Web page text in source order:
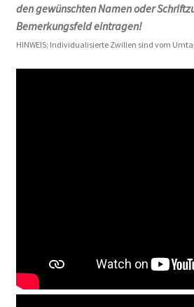
den gewünschten Namen oder
Bemerkungsfeld eintragen!
HINWEIS: Individualisierte Zwillen sind vom